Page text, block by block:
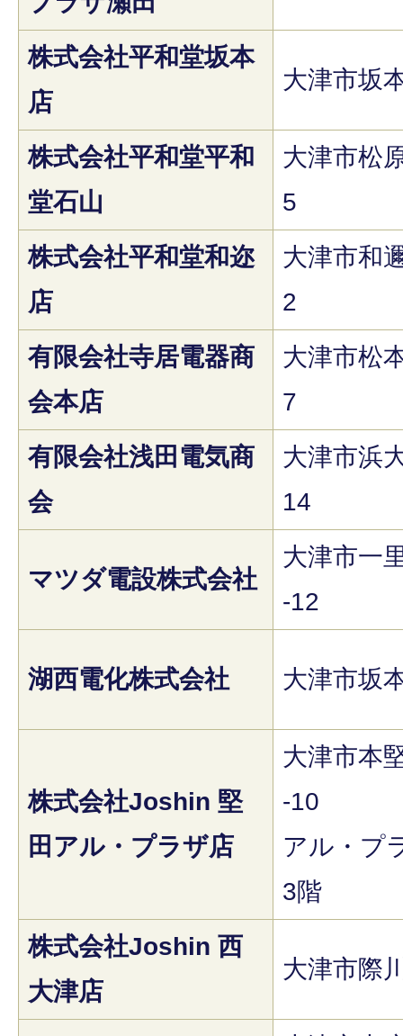
株式会社平和堂坂本
店
大津市坂
株式会社平和堂平和
堂石山
大津市松
5
株式会社平和堂和迩
店
大津市和
2
有限会社寺居電器商
会本店
大津市松
7
有限会社浅田電気商
会
大津市浜
14
マツダ電設株式会社
大津市一
-12
湖西電化株式会社 大津市坂
株式会社Joshin 堅
田アル・プラザ店
大津市本
-10
アル・プ
3階
株式会社Joshin 西
大津店
大津市際